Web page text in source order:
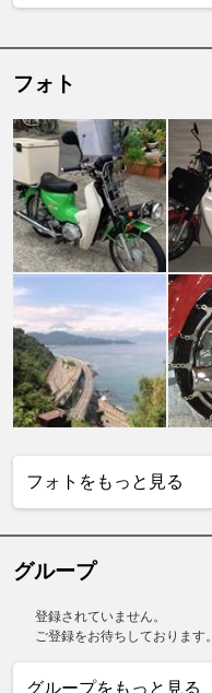
フォト
フォトをもっと見る
グループ
登録されていません。
ご登録をお待ちしております。
グループをもっと見る